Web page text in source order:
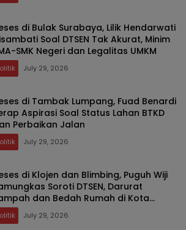
di Bulak Surabaya, Lilik Hendarwati
Soal DTSEN Tak Akurat, Minim
SMK Negeri dan Legalitas UMKM
July 29, 2026
di Tambak Lumpang, Fuad Benardi
Aspirasi Soal Status Lahan BTKD
Perbaikan Jalan
July 29, 2026
di Klojen dan Blimbing, Puguh Wiji
Soroti DTSEN, Darurat
dan Bedah Rumah di Kota
July 29, 2026